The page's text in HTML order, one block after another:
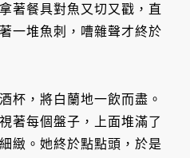
著餐具對魚又切又戳，直
一堆魚刺，嘈雜聲才終於
杯，將白蘭地一飲而盡。
著每個盤子，上面堆滿了
緻。她終於點點頭，於是